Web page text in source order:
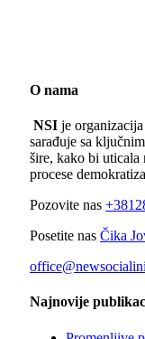
O nama
NSI je
sarađuje sa
šire, kako bi
procese
Pozovite nas
Posetite nas Čika
Najnovije